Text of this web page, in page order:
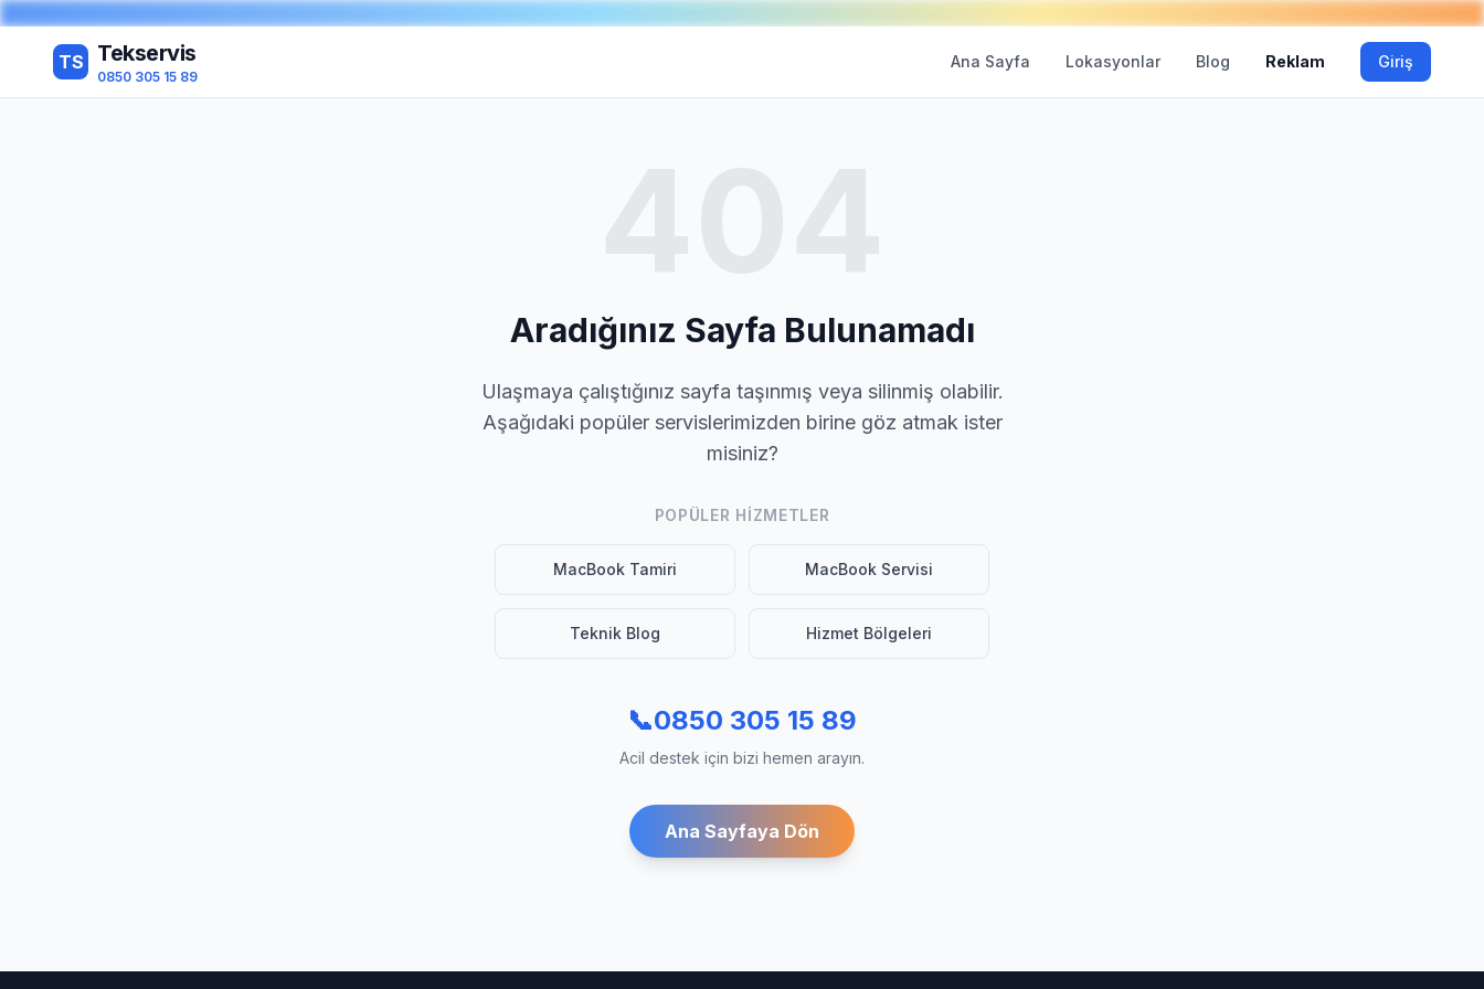
TS Tekservis
0850 305 15 89
Ana Sayfa Lokasyonlar Blog Reklam Giriş
Aradığınız Sayfa Bulunamadı
Ulaşmaya çalıştığınız sayfa taşınmış veya silinmiş olabilir.
Aşağıdaki popüler servislerimizden birine göz atmak ister
misiniz?
POPÜLER HIZMETLER
MacBook Tamiri MacBook Servisi
Teknik Blog Hizmet Bölgeleri
📞0850 305 15 89
Acil destek için bizi hemen arayın.
Ana Sayfaya Dön